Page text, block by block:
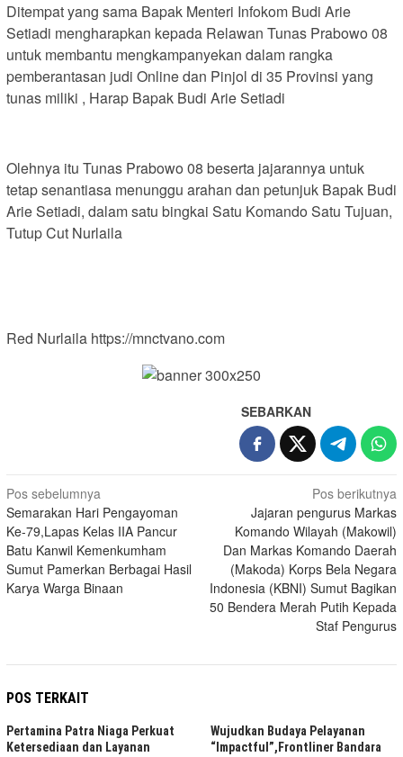
Ditempat yang sama Bapak Menteri Infokom Budi Arie
Setiadi mengharapkan kepada Relawan Tunas Prabowo 08
untuk membantu mengkampanyekan dalam rangka
pemberantasan judi Online dan Pinjol di 35 Provinsi yang
tunas miliki , Harap Bapak Budi Arie Setiadi
Olehnya itu Tunas Prabowo 08 beserta jajarannya untuk
tetap senantiasa menunggu arahan dan petunjuk Bapak Budi
Arie Setiadi, dalam satu bingkai Satu Komando Satu Tujuan,
Tutup Cut Nurlaila
Red Nurlaila https://mnctvano.com
SEBARKAN
Navigasi
pos
Pos sebelumnya
Semarakan Hari Pengayoman
Ke-79,Lapas Kelas IIA Pancur
Batu Kanwil Kemenkumham
Sumut Pamerkan Berbagai Hasil
Karya Warga Binaan
Pos berikutnya
Jajaran pengurus Markas
Komando Wilayah (Makowil)
Dan Markas Komando Daerah
(Makoda) Korps Bela Negara
Indonesia (KBNI) Sumut Bagikan
50 Bendera Merah Putih Kepada
Staf Pengurus
POS TERKAIT
Pertamina Patra Niaga Perkuat
Ketersediaan dan Layanan
Wujudkan Budaya Pelayanan
“Impactful”,Frontliner Bandara